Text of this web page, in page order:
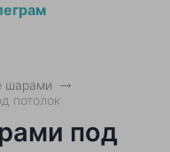
шарами
потолок
под